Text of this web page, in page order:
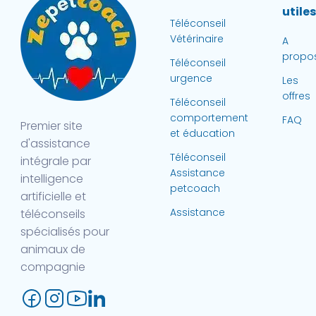
Premier site
d'assistance
intégrale par
intelligence
artificielle et
téléconseils
spécialisés pour
animaux de
compagnie
Téléconseil
Vétérinaire
Téléconseil
urgence
Téléconseil
comportement
et éducation
Téléconseil
Assistance
petcoach
Assistance
utiles
A
Les
offres
FAQ